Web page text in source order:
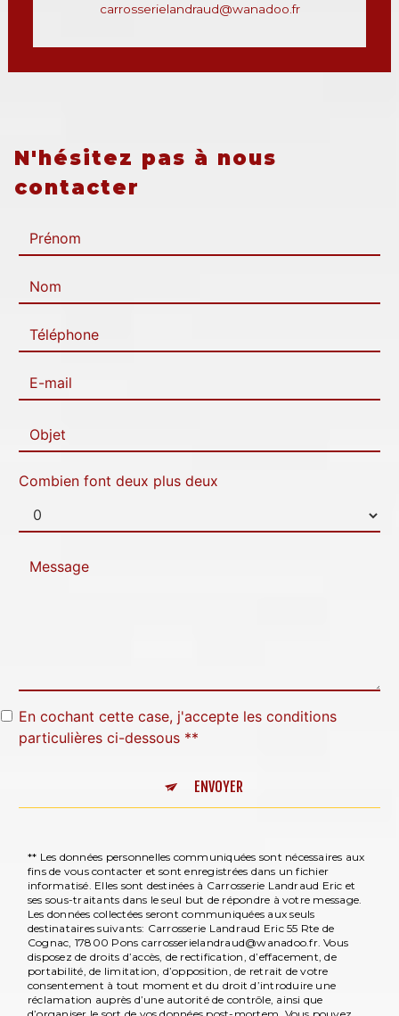
carrosserielandraud@wanadoo.fr
N'hésitez pas à nous
contacter
Combien font deux plus deux
En cochant cette case, j'accepte les conditions
particulières ci-dessous **
ENVOYER
** Les données personnelles communiquées sont nécessaires aux
fins de vous contacter et sont enregistrées dans un fichier
informatisé. Elles sont destinées à Carrosserie Landraud Eric et
ses sous-traitants dans le seul but de répondre à votre message.
Les données collectées seront communiquées aux seuls
destinataires suivants: Carrosserie Landraud Eric 55 Rte de
Cognac, 17800 Pons carrosserielandraud@wanadoo.fr. Vous
disposez de droits d’accès, de rectification, d’effacement, de
portabilité, de limitation, d’opposition, de retrait de votre
consentement à tout moment et du droit d’introduire une
réclamation auprès d’une autorité de contrôle, ainsi que